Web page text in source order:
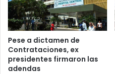
Pese a dictamen de
Contrataciones, ex
presidentes firmaron las
adendas